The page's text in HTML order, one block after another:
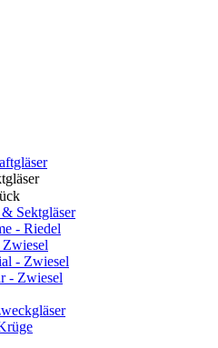
Sektgläser
- Riedel
- Zwiesel
- Zwiesel